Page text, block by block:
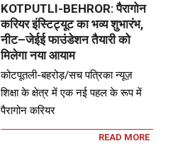
KOTPUTLI-BEHROR: पैरागोन
करियर इंस्टिट्यूट का भव्य शुभारंभ,
नीट–जेईई फाउंडेशन तैयारी को
मिलेगा नया आयाम
कोटपूतली-बहरोड़/सच पत्रिका न्यूज़
शिक्षा के क्षेत्र में एक नई पहल के रूप में
पैरागोन करियर
READ MORE